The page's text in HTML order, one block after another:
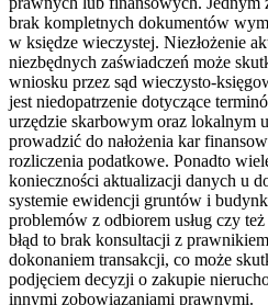
brak kompletnych dokumentów
w księdze wieczystej. Niezłożenie
niezbędnych zaświadczeń może
wniosku przez sąd wieczysto-
jest niedopatrzenie dotyczące
urzędzie skarbowym oraz lokalnym
prowadzić do nałożenia kar
rozliczenia podatkowe. Ponadto
konieczności aktualizacji danych u
systemie ewidencji gruntów i
problemów z odbiorem usług czy
błąd to brak konsultacji z
dokonaniem transakcji, co może
podjęciem decyzji o zakupie
innymi zobowiązaniami prawnymi.